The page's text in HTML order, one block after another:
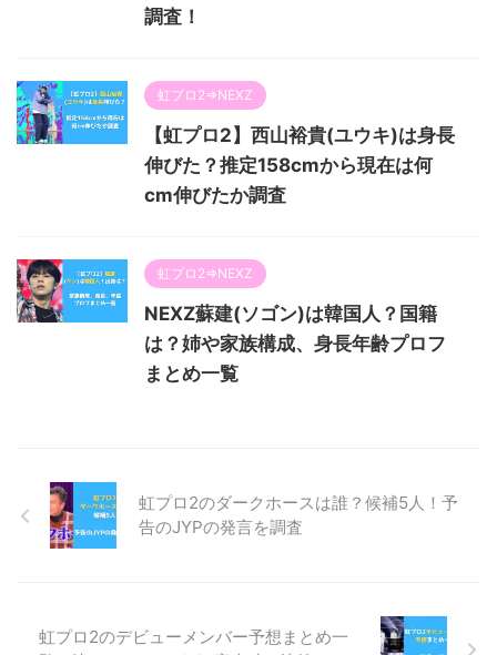
調査！
虹プロ2⇒NEXZ
【虹プロ2】西山裕貴(ユウキ)は身長
伸びた？推定158cmから現在は何
cm伸びたか調査
虹プロ2⇒NEXZ
NEXZ蘇建(ソゴン)は韓国人？国籍
は？姉や家族構成、身長年齢プロフ
まとめ一覧
虹プロ2のダークホースは誰？候補5人！予
告のJYPの発言を調査
虹プロ2のデビューメンバー予想まとめ一